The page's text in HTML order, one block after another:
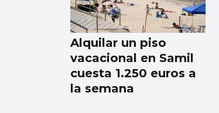
Alquilar un piso
vacacional en Samil
cuesta 1.250 euros a
la semana